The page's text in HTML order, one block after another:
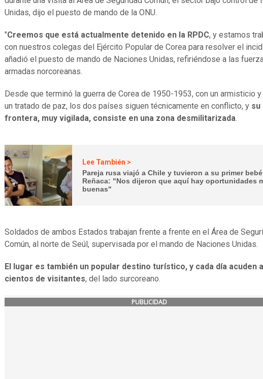
Unidas, dijo el puesto de mando de la ONU.
"Creemos que está actualmente detenido en la RPDC, y estamos
con nuestros colegas del Ejército Popular de Corea para resolver el
añadió el puesto de mando de Naciones Unidas, refiriéndose a las
armadas norcoreanas.
Desde que terminó la guerra de Corea de 1950-1953, con un armisticio
un tratado de paz, los dos países siguen técnicamente en conflicto, y su
frontera, muy vigilada, consiste en una zona desmilitarizada.
Lee También >
Pareja rusa viajó a Chile y tuvieron a su primer
Reñaca: "Nos dijeron que aquí hay oportunidades
buenas"
Soldados de ambos Estados trabajan frente a frente en el Área de
Común, al norte de Seúl, supervisada por el mando de Naciones Unidas.
El lugar es también un popular destino turístico, y cada día acuden
cientos de visitantes, del lado surcoreano.
PUBLICIDAD